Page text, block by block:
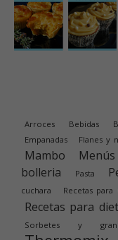
Arroces Bebidas
Empanadas Flanes y
Mambo
bolleria
Pasta
cuchara
Recetas para
Recetas para
Sorbetes y